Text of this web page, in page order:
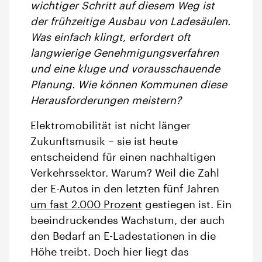
wichtiger Schritt auf diesem Weg ist
der frühzeitige Ausbau von Ladesäulen.
Was einfach klingt, erfordert oft
langwierige Genehmigungsverfahren
und eine kluge und vorausschauende
Planung. Wie können Kommunen diese
Herausforderungen meistern?
Elektromobilität ist nicht länger
Zukunftsmusik – sie ist heute
entscheidend für einen nachhaltigen
Verkehrssektor. Warum? Weil die Zahl
der E-Autos in den letzten fünf Jahren
um fast 2.000 Prozent gestiegen ist. Ein
beeindruckendes Wachstum, der auch
den Bedarf an E-Ladestationen in die
Höhe treibt. Doch hier liegt das